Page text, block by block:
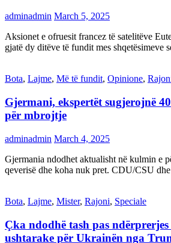
adminadmin March 5, 2025
Aksionet e ofruesit francez të satelitëve
gjatë dy ditëve të fundit mes shqetësimeve
Bota, Lajme, Më të fundit, Opinione,
Gjermani, ekspertët sugjerojnë
për mbrojtje
adminadmin March 4, 2025
Gjermania ndodhet aktualisht në kulmin e
qeverisë dhe koha nuk pret. CDU/CSU
Bota, Lajme, Mister, Rajoni, Speciale
Çka ndodhë tash pas ndërprerjes
ushtarake për Ukrainën nga